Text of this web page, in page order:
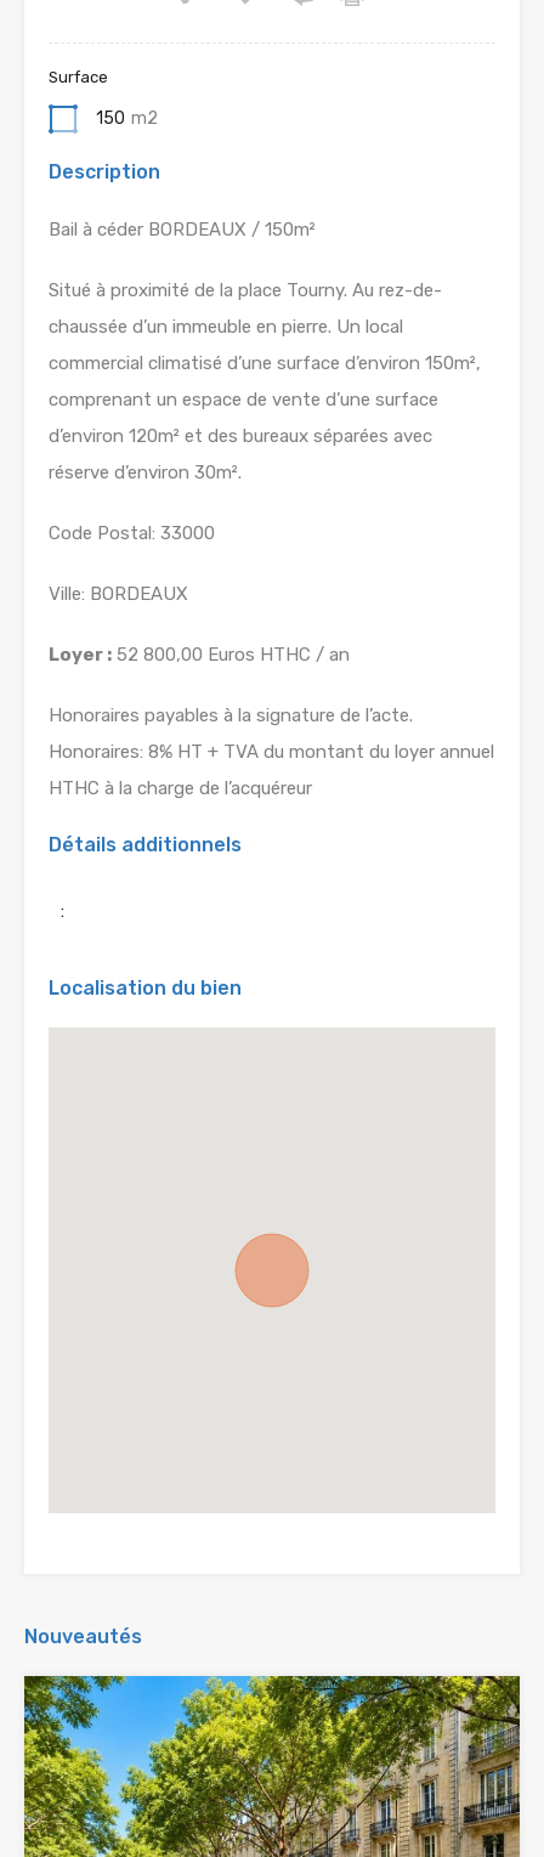
Surface
150 m2
Description
Bail à céder BORDEAUX / 150m²
Situé à proximité de la place Tourny. Au rez-de-
chaussée d’un immeuble en pierre. Un local
commercial climatisé d’une surface d’environ 150m²,
comprenant un espace de vente d’une surface
d’environ 120m² et des bureaux séparées avec
réserve d’environ 30m².
Code Postal: 33000
Ville: BORDEAUX
Loyer : 52 800,00 Euros HTHC / an
Honoraires payables à la signature de l’acte.
Honoraires: 8% HT + TVA du montant du loyer annuel
HTHC à la charge de l’acquéreur
Détails additionnels
:
Localisation du bien
Nouveautés